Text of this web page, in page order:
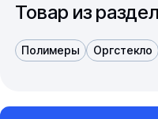
Товар из
Полимеры Оргстекло